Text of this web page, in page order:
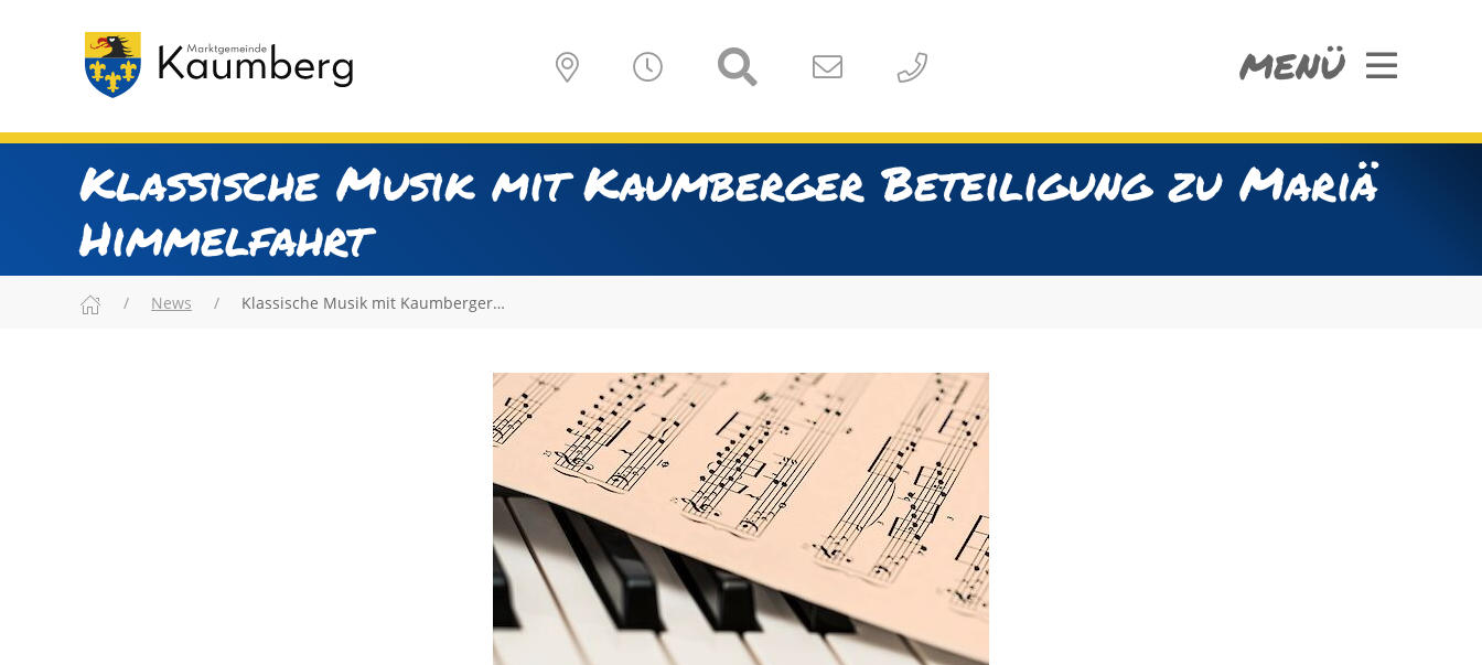
MENÜ
Klassische Musik mit Kaumberger Beteiligung zu Mariä
Himmelfahrt
News Klassische Musik mit Kaumberger…